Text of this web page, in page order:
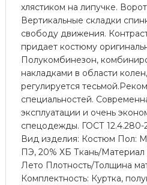
хлястиком на липучке.
Вертикальные складки
свободу движения.
придает костюму
Полукомбинезон,
накладками в области
регулируется
специальностей.
эксплуатации и очень
спецодежды. ГОСТ 12.4.280-
Вид изделия: Костюм Пол:
ПЭ, 20% ХБ Ткань/Материал
Лето Плотность/Толщина
Комплектность: Куртка,